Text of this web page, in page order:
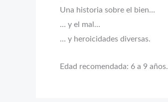
Una historia sobre el bien…
… y el mal…
… y heroicidades diversas.
Edad recomendada: 6 a 9 años.